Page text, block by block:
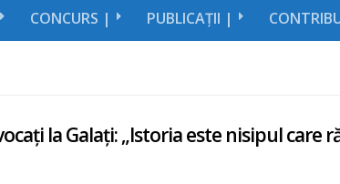
CONCURS | PUBLICAȚII |
la Galați: „Istoria este nisipul care